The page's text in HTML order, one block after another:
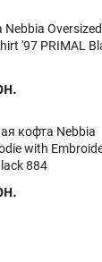
GOOD
Oversized
'97 PRIMAL
кофта Nebbia
with
884